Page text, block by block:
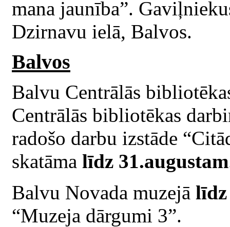
mana jaunība”.
Dzirnavu ielā, Balvos.
Balvos
Balvu Centrālās
Centrālās bibliotēkas
radošo darbu izstāde
skatāma līdz 31.augustam
Balvu Novada muzejā
“Muzeja dārgumi 3”.